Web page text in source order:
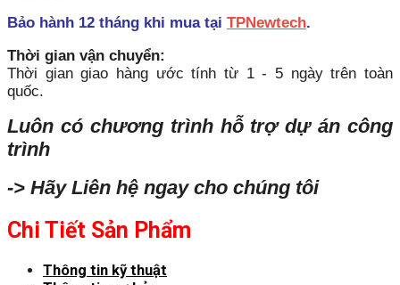
Bảo hành 12 tháng khi mua tại TPNewtech.
Thời gian vận chuyển:
Thời gian giao hàng ước tính từ 1 - 5 ngày trên toàn
quốc.
Luôn có chương trình hỗ trợ dự án công
trình
-> Hãy Liên hệ ngay cho chúng tôi
Chi Tiết Sản Phẩm
Thông tin kỹ thuật